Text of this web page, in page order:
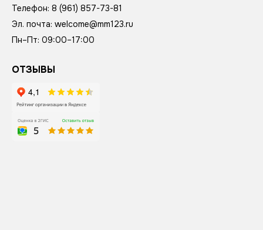
Телефон: 8 (961) 857-73-81
Эл. почта: welcome@mm123.ru
Пн–Пт: 09:00–17:00
ОТЗЫВЫ